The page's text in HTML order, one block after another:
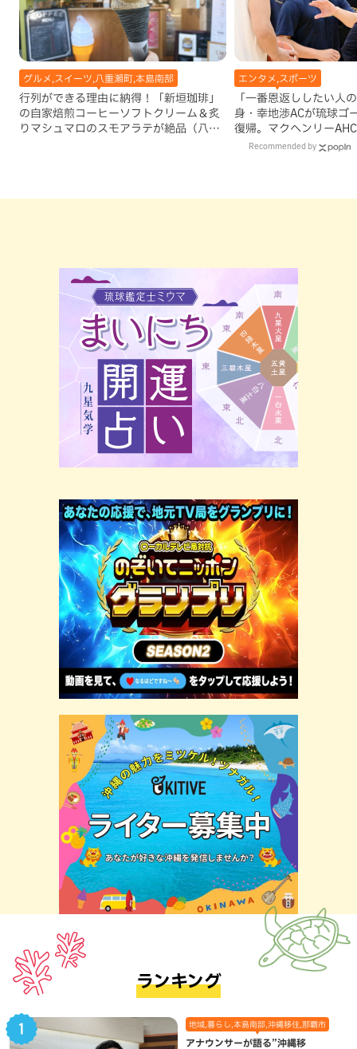
グルメ,スイーツ,八重瀬町,本島南部
行列ができる理由に納得！「新垣珈琲」
の自家焙煎コーヒーソフトクリーム＆炙
りマシュマロのスモアラテが絶品（八重
エンタメ,スポーツ
「一番恩返ししたい人
身・幸地渉ACが琉球ゴ
復帰。マクヘンリー
理由Recommended by
ランキング
地域,暮らし,本島南部,沖縄移住,那覇市
アナウンサーが語る”沖縄移